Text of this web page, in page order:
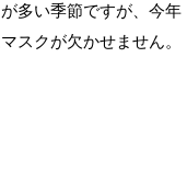
多い季節ですが、今年
スクが欠かせません。